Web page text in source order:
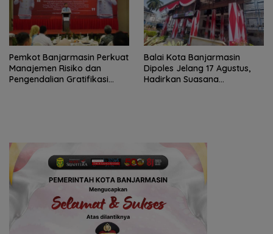
Pemkot Banjarmasin Perkuat
Manajemen Risiko dan
Pengendalian Gratifikasi
Balai Kota Banjarmasin
Dipoles Jelang 17 Agustus,
Hadirkan Suasana